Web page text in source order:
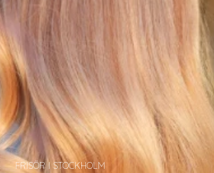
FRISÖR I STOCKHOLM